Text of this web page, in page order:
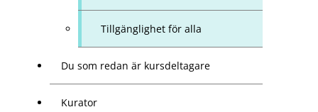
Tillgänglighet för alla
Du som redan är kursdeltagare
Kurator